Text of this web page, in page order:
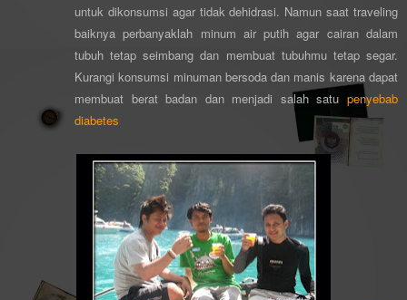
untuk dikonsumsi agar tidak dehidrasi. Namun saat traveling
baiknya perbanyaklah minum air putih agar cairan dalam
tubuh tetap seimbang dan membuat tubuhmu tetap segar.
Kurangi konsumsi minuman bersoda dan manis karena dapat
membuat beratbadan dan menjadi salah satupenyebab
diabetes